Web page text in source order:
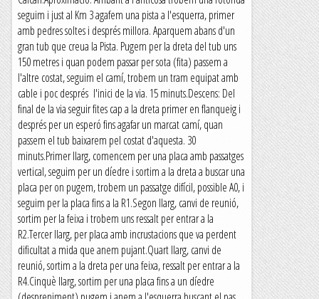
seguim i just al Km 3 agafem una pista a l'esquerra, primer
amb pedres soltes i després millora. Aparquem abans d'un
gran tub que creua la Pista. Pugem per la dreta del tub uns
150 metres i quan podem passar per sota (fita) passem a
l'altre costat, seguim el camí, trobem un tram equipat amb
cable i poc després l'inici de la via. 15 minuts.Descens: Del
final de la via seguir fites cap a la dreta primer en flanqueig i
després per un esperó fins agafar un marcat camí, quan
passem el tub baixarem pel costat d'aquesta. 30
minuts.Primer llarg, comencem per una placa amb passatges
vertical, seguim per un díedre i sortim a la dreta a buscar una
placa per on pugem, trobem un passatge difícil, possible A0, i
seguim per la placa fins a la R1.Segon llarg, canvi de reunió,
sortim per la feixa i trobem uns ressalt per entrar a la
R2.Tercer llarg, per placa amb incrustacions que va perdent
dificultat a mida que anem pujant.Quart llarg, canvi de
reunió, sortim a la dreta per una feixa, ressalt per entrar a la
R4.Cinquè llarg, sortim per una placa fins a un díedre